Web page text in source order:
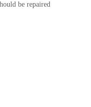
be repaired